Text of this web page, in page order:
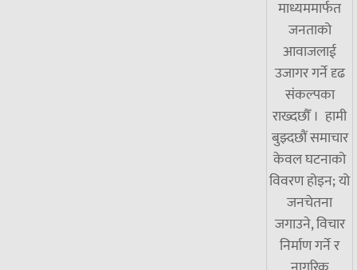
माध्यममार्फत
जनताको
आवाजलाई
उजागर गर्ने दृढ
संकल्पका
राख्दछौँ । हामी
बुझ्दछौं समाचार
केवल घटनाको
विवरण होइन; यो
जनचेतना
जगाउने, विचार
निर्माण गर्ने र